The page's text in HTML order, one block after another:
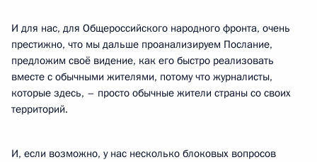
И для нас, для Общероссийского народного фронта, очень
престижно, что мы дальше проанализируем Послание,
предложим своё видение, как его быстро реализовать
вместе с обычными жителями, потому что журналисты,
которые здесь, – просто обычные жители страны со своих
территорий.
И, если возможно, у нас несколько блоковых вопросов